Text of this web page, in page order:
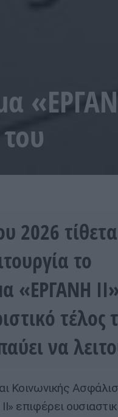
2026
το
«ΕΡΓΑΝΗ
τέλος
να
Κοινωνικής
επιφέρει